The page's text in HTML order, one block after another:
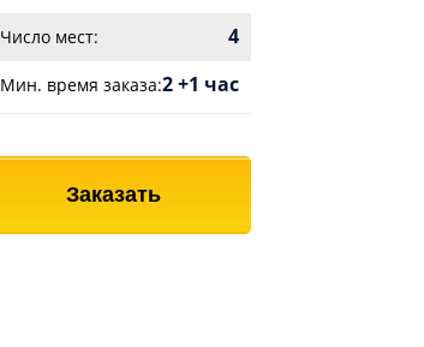
Число мест: 4
Мин. время заказа:2 +1 час
Заказать